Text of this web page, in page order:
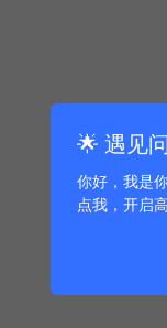
🌟 遇见
你好，我是
点我，开启